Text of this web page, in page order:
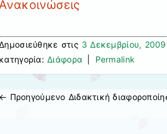
στις 3 Δεκεμβρίου, 2009
κατηγορία:Διάφορα Permalink
Πλοήγηση άρθρων
← Προηγούμενo Διδακτική